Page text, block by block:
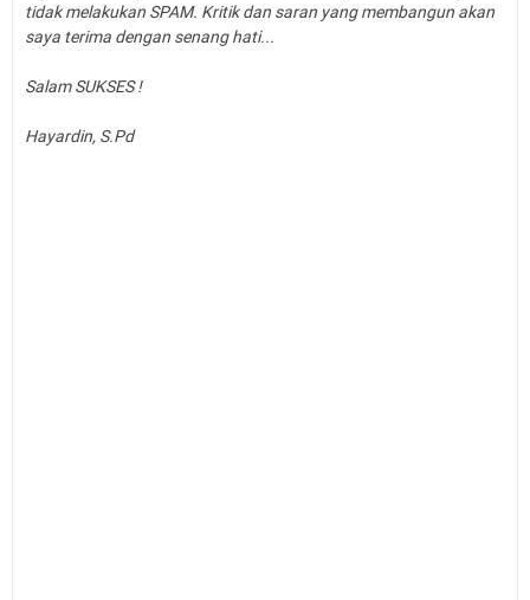
tidak melakukan SPAM. Kritik dan saran yang membangun akan
saya terima dengan senang hati...
Salam SUKSES !
Hayardin, S.Pd